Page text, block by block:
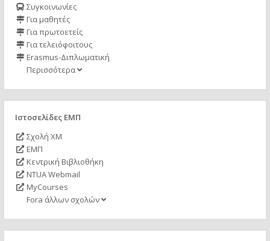
Συγκοινωνίες
Για μαθητές
Για πρωτοετείς
Για τελειόφοιτους
Erasmus-Διπλωματική
Περισσότερα
Ιστοσελίδες ΕΜΠ
Σχολή ΧΜ
ΕΜΠ
Κεντρική Βιβλιοθήκη
NTUA Webmail
MyCourses
Fora άλλων σχολών